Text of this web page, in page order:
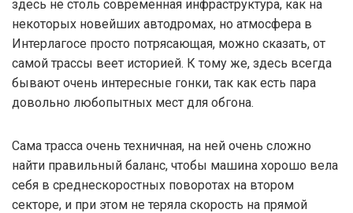
здесь не столь современная инфраструктура, как на
некоторых новейших автодромах, но атмосфера в
Интерлагосе просто потрясающая, можно сказать, от
самой трассы веет историей. К тому же, здесь всегда
бывают очень интересные гонки, так как есть пара
довольно любопытных мест для обгона.
Сама трасса очень техничная, на ней очень сложно
найти правильный баланс, чтобы машина хорошо вела
себя в среднескоростных поворотах на втором
секторе, и при этом не теряла скорость на прямой